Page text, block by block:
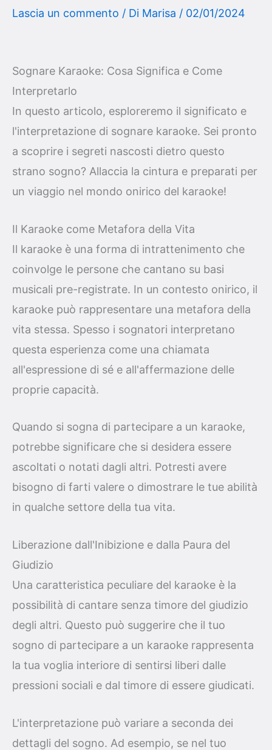
Lascia un commento / Di Marisa / 02/01/2024
Sognare Karaoke: Cosa Significa e Come
Interpretarlo
In questo articolo, esploreremo il significato e
l'interpretazione di sognare karaoke. Sei pronto
a scoprire i segreti nascosti dietro questo
strano sogno? Allaccia la cintura e preparati per
un viaggio nel mondo onirico del karaoke!
Il Karaoke come Metafora della Vita
Il karaoke è una forma di intrattenimento che
coinvolge le persone che cantano su basi
musicali pre-registrate. In un contesto onirico, il
karaoke può rappresentare una metafora della
vita stessa. Spesso i sognatori interpretano
questa esperienza come una chiamata
all'espressione di sé e all'affermazione delle
proprie capacità.
Quando si sogna di partecipare a un karaoke,
potrebbe significare che si desidera essere
ascoltati o notati dagli altri. Potresti avere
bisogno di farti valere o dimostrare le tue abilità
in qualche settore della tua vita.
Liberazione dall'Inibizione e dalla Paura del
Giudizio
Una caratteristica peculiare del karaoke è la
possibilità di cantare senza timore del giudizio
degli altri. Questo può suggerire che il tuo
sogno di partecipare a un karaoke rappresenta
la tua voglia interiore di sentirsi liberi dalle
pressioni sociali e dal timore di essere giudicati.
L'interpretazione può variare a seconda dei
dettagli del sogno. Ad esempio, se nel tuo